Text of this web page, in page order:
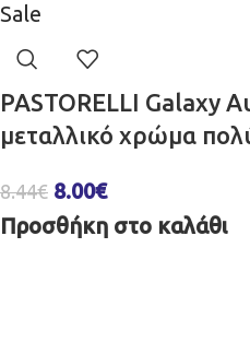
Sale
PASTORELLI Galaxy
μεταλλικό χρώμα
8.44€ 8.00€
Προσθήκη στο καλάθι